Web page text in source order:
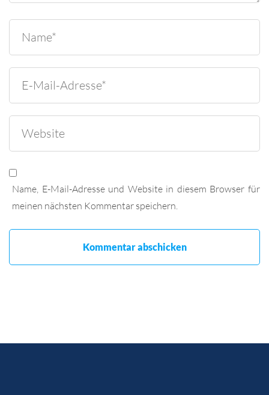
Name, E-Mail-Adresse und Website in diesem Browser für
meinen nächsten Kommentar speichern.